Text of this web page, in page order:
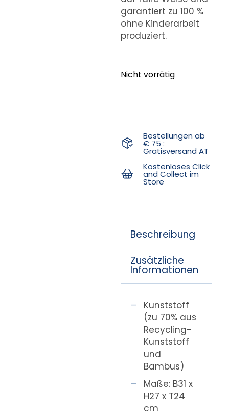
garantiert zu 100 %
ohne Kinderarbeit
produziert.
Nicht vorrätig
Bestellungen ab
€ 75 :
Gratisversand AT
Kostenloses Click
and Collect im
Store
Beschreibung
Zusätzliche
Informationen
Kunststoff
(zu 70% aus
Recycling-
Kunststoff
und
Bambus)
Maße: B31 x
H27 x T24
cm